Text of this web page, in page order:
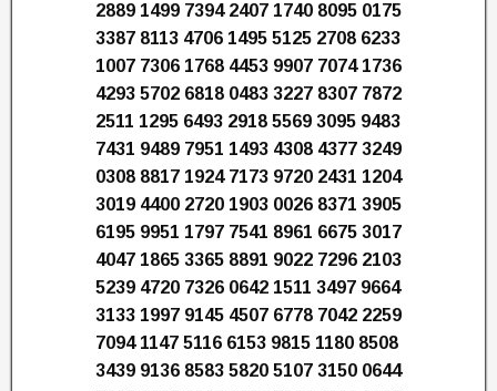
2889 1499 7394 2407 1740 8095 0175
3387 8113 4706 1495 5125 2708 6233
1007 7306 1768 4453 9907 7074 1736
4293 5702 6818 0483 3227 8307 7872
2511 1295 6493 2918 5569 3095 9483
7431 9489 7951 1493 4308 4377 3249
0308 8817 1924 7173 9720 2431 1204
3019 4400 2720 1903 0026 8371 3905
6195 9951 1797 7541 8961 6675 3017
4047 1865 3365 8891 9022 7296 2103
5239 4720 7326 0642 1511 3497 9664
3133 1997 9145 4507 6778 7042 2259
7094 1147 5116 6153 9815 1180 8508
3439 9136 8583 5820 5107 3150 0644